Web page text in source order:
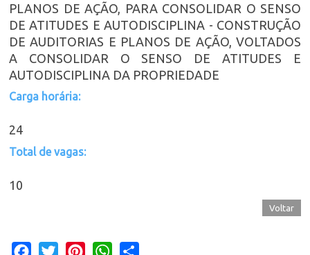
PLANOS DE AÇÃO, PARA CONSOLIDAR O SENSO
DE ATITUDES E AUTODISCIPLINA - CONSTRUÇÃO
DE AUDITORIAS E PLANOS DE AÇÃO, VOLTADOS
A CONSOLIDAR O SENSO DE ATITUDES E
AUTODISCIPLINA DA PROPRIEDADE
Carga horária:
24
Total de vagas:
10
Voltar
Facebook
Twitter PinterestWhatsApp